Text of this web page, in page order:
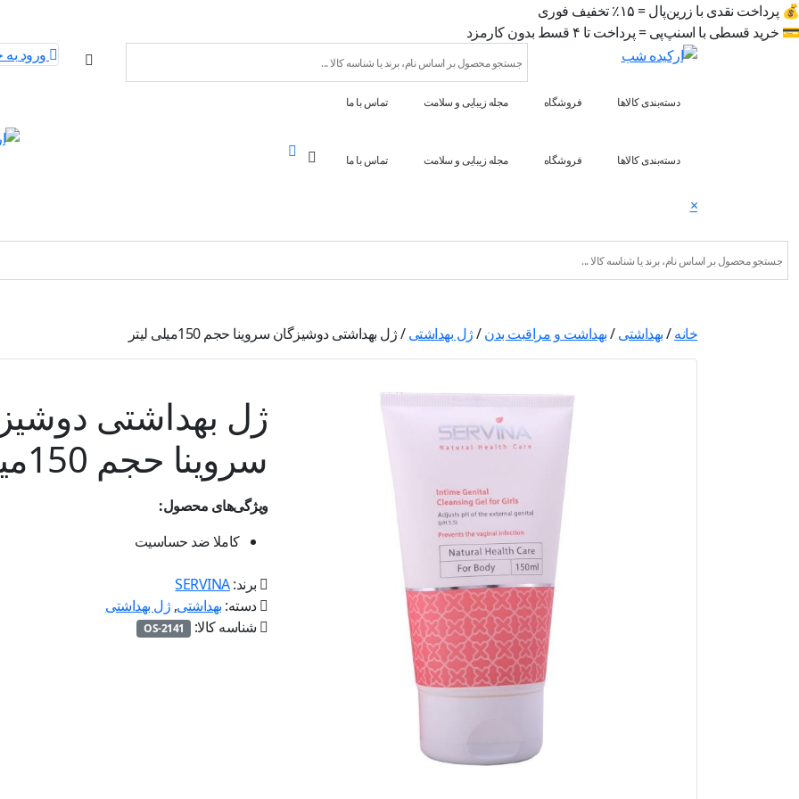
💰 پرداخت نقدی با زرین‌پال = ۱۵٪ تخفیف فوری
💳 خرید قسطی با اسنپ‌پی = پرداخت تا ۴ قسط بدون کارمزد
ورود
دسته‌بندی کالاها فروشگاه مجله زیبایی و سلامت تماس با ما
دسته‌بندی کالاها فروشگاه مجله زیبایی و سلامت تماس با ما
×
خانه/بهداشتی/بهداشت و مراقبت بدن/ژل بهداشتی/ ژل بهداشتی دوشیزگان سروینا حجم 150میلی لیتر
ژل بهداشتی
سروینا حجم 150میلی لیتر
ویژگی‌های محصول:
کاملا ضد حساسیت
برند:SERVINA
دسته: بهداشتی, ژل بهداشتی
شناسه کالا:
OS-2141